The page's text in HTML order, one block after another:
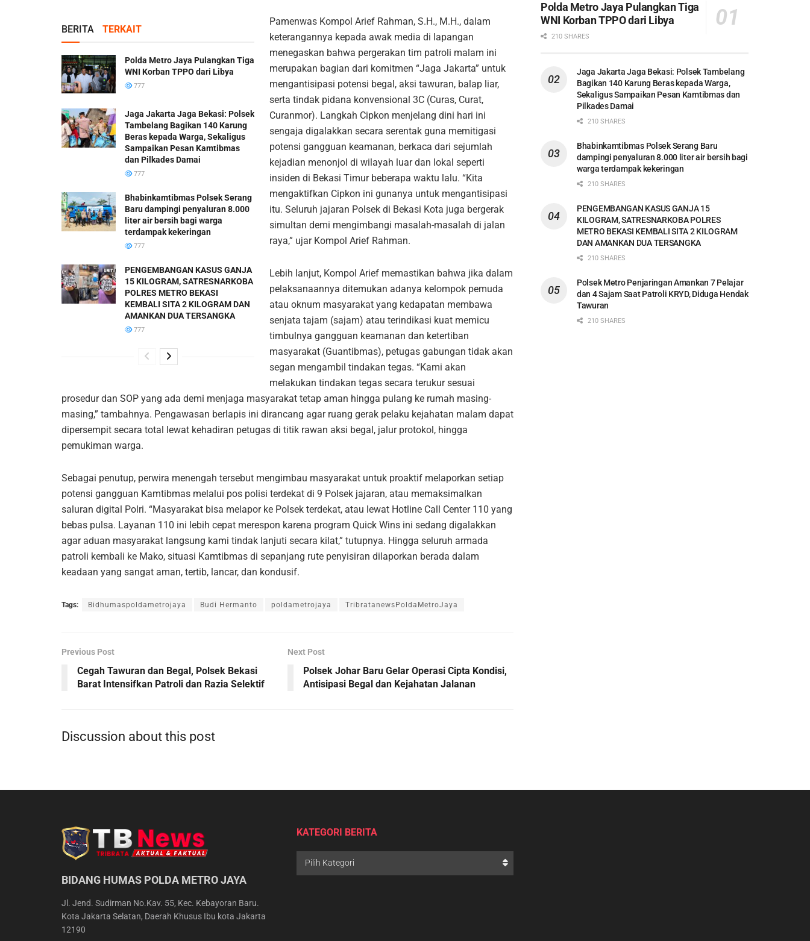
BERITA TERKAIT
Polda Metro Jaya Pulangkan Tiga
WNI Korban TPPO dari Libya
777
Jaga Jakarta Jaga Bekasi: Polsek
Tambelang Bagikan 140 Karung
Beras kepada Warga, Sekaligus
Sampaikan Pesan Kamtibmas
dan Pilkades Damai
777
Bhabinkamtibmas Polsek Serang
Baru dampingi penyaluran 8.000
liter air bersih bagi warga
terdampak kekeringan
777
PENGEMBANGAN KASUS GANJA
15 KILOGRAM, SATRESNARKOBA
POLRES METRO BEKASI
KEMBALI SITA 2 KILOGRAM DAN
AMANKAN DUA TERSANGKA
777
Pamenwas Kompol Arief Rahman, S.H., M.H., dalam
keterangannya kepada awak media di lapangan
menegaskan bahwa pergerakan tim patroli malam ini
merupakan bagian dari komitmen “Jaga Jakarta” untuk
mengantisipasi potensi begal, aksi tawuran, balap liar,
serta tindak pidana konvensional 3C (Curas, Curat,
Curanmor). Langkah Cipkon menjelang dini hari ini
sengaja digalakkan secara serentak guna memitigasi
potensi gangguan keamanan, berkaca dari sejumlah
kejadian menonjol di wilayah luar dan lokal seperti
insiden di Bekasi Timur beberapa waktu lalu. “Kita
mengaktifkan Cipkon ini gunanya untuk mengantisipasi
itu. Seluruh jajaran Polsek di Bekasi Kota juga bergerak
simultan demi mengimbangi masalah-masalah di jalan
raya,” ujar Kompol Arief Rahman.
Lebih lanjut, Kompol Arief memastikan bahwa jika dalam
pelaksanaannya ditemukan adanya kelompok pemuda
atau oknum masyarakat yang kedapatan membawa
senjata tajam (sajam) atau terindikasi kuat memicu
timbulnya gangguan keamanan dan ketertiban
masyarakat (Guantibmas), petugas gabungan tidak akan
segan mengambil tindakan tegas. “Kami akan
melakukan tindakan tegas secara terukur sesuai
prosedur dan SOP yang ada demi menjaga masyarakat tetap aman hingga pulang ke rumah masing-
masing,” tambahnya. Pengawasan berlapis ini dirancang agar ruang gerak pelaku kejahatan malam dapat
dipersempit secara total lewat kehadiran petugas di titik rawan aksi begal, jalur protokol, hingga
pemukiman warga.
Sebagai penutup, perwira menengah tersebut mengimbau masyarakat untuk proaktif melaporkan setiap
potensi gangguan Kamtibmas melalui pos polisi terdekat di 9 Polsek jajaran, atau memaksimalkan
saluran digital Polri. “Masyarakat bisa melapor ke Polsek terdekat, atau lewat Hotline Call Center 110 yang
bebas pulsa. Layanan 110 ini lebih cepat merespon karena program Quick Wins ini sedang digalakkan
agar aduan masyarakat langsung kami tindak lanjuti secara kilat,” tutupnya. Hingga seluruh armada
patroli kembali ke Mako, situasi Kamtibmas di sepanjang rute penyisiran dilaporkan berada dalam
keadaan yang sangat aman, tertib, lancar, dan kondusif.
Tags: Bidhumaspoldametrojaya Budi Hermanto poldametrojaya TribratanewsPoldaMetroJaya
Previous Post
Cegah Tawuran dan Begal, Polsek Bekasi
Barat Intensifkan Patroli dan Razia Selektif
Next Post
Polsek Johar Baru Gelar Operasi Cipta Kondisi,
Antisipasi Begal dan Kejahatan Jalanan
Discussion about this post
Polda Metro Jaya Pulangkan Tiga
WNI Korban TPPO dari Libya
210 SHARES
Jaga Jakarta Jaga Bekasi: Polsek Tambelang
Bagikan 140 Karung Beras kepada Warga,
Sekaligus Sampaikan Pesan Kamtibmas dan
Pilkades Damai
210 SHARES
Bhabinkamtibmas Polsek Serang Baru
dampingi penyaluran 8.000 liter air bersih bagi
warga terdampak kekeringan
210 SHARES
PENGEMBANGAN KASUS GANJA 15
KILOGRAM, SATRESNARKOBA POLRES
METRO BEKASI KEMBALI SITA 2 KILOGRAM
DAN AMANKAN DUA TERSANGKA
210 SHARES
Polsek Metro Penjaringan Amankan 7 Pelajar
dan 4 Sajam Saat Patroli KRYD, Diduga Hendak
Tawuran
210 SHARES
BIDANG HUMAS POLDA METRO JAYA
Jl. Jend. Sudirman No.Kav. 55, Kec. Kebayoran Baru.
Kota Jakarta Selatan, Daerah Khusus Ibu kota Jakarta
12190
KATEGORI BERITA
Pilih Kategori